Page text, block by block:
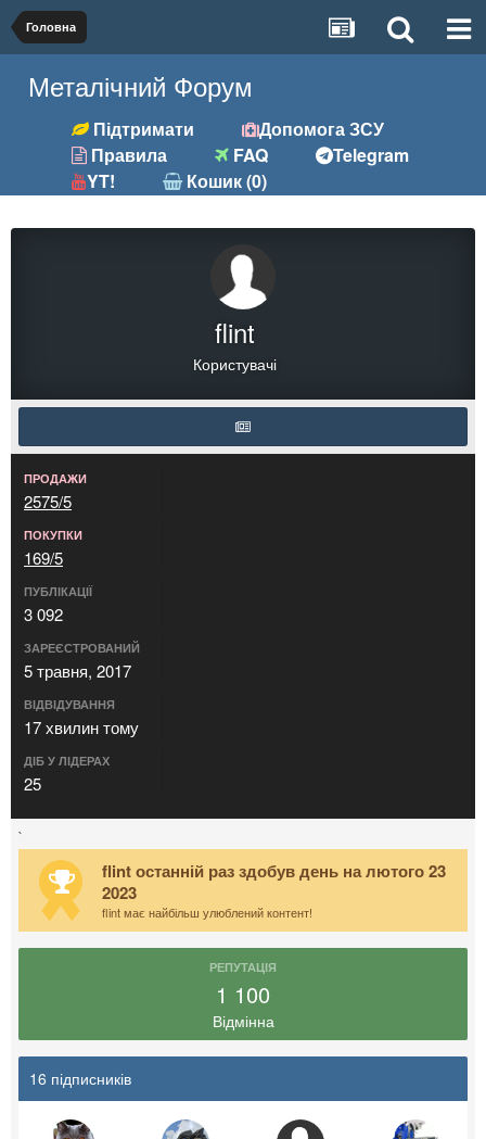
Головна
Металічний Форум
Підтримати
Допомога ЗСУ
Правила
FAQ
Telegram
YT!
Кошик (0)
flint
Користувачі
ПРОДАЖИ
2575/5
ПОКУПКИ
169/5
ПУБЛІКАЦІЇ
3 092
ЗАРЕЄСТРОВАНИЙ
5 травня, 2017
ВІДВІДУВАННЯ
17 хвилин тому
ДІБ У ЛІДЕРАХ
25
`
flint останній раз здобув день на лютого 23
2023
flint має найбільш улюблений контент!
РЕПУТАЦІЯ
1 100
Відмінна
16 підписників